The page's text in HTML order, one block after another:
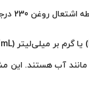
24 درجه سانتی‌گراد است.
مانند آب هستند.